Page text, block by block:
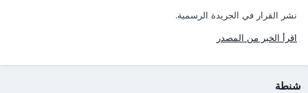
نشر القرار في الجريدة الرسمية.
اقرأ الخبر من المصدر
شنطة